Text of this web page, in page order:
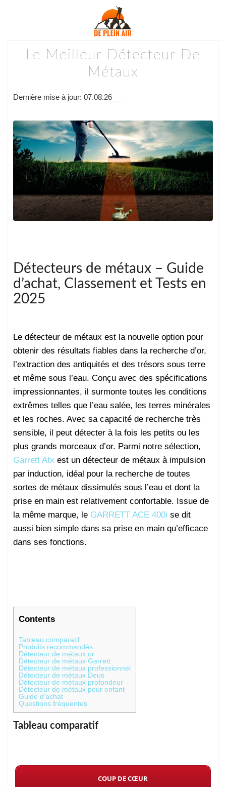
Le Meilleur Détecteur De
Métaux
Dernière mise à jour: 07.08.26
Détecteurs de métaux – Guide
d’achat, Classement et Tests en
2025
Le détecteur de métaux est la nouvelle option pour
obtenir des résultats fiables dans la recherche d’or,
l’extraction des antiquités et des trésors sous terre
et même sous l’eau. Conçu avec des spécifications
impressionnantes, il surmonte toutes les conditions
extrêmes telles que l’eau salée, les terres minérales
et les roches. Avec sa capacité de recherche très
sensible, il peut détecter à la fois les petits ou les
plus grands morceaux d’or. Parmi notre sélection,
Garrett Atx est un détecteur de métaux à impulsion
par induction, idéal pour la recherche de toutes
sortes de métaux dissimulés sous l’eau et dont la
prise en main est relativement confortable. Issue de
la même marque, le GARRETT ACE 400i se dit
aussi bien simple dans sa prise en main qu’efficace
dans ses fonctions.
Contents
Tableau comparatif
Produits recommandés
Détecteur de métaux or
Détecteur de métaux Garrett
Détecteur de métaux professionnel
Détecteur de métaux Deus
Détecteur de métaux profondeur
Détecteur de métaux pour enfant
Guide d’achat
Questions fréquentes
Tableau comparatif
COUP DE CŒUR